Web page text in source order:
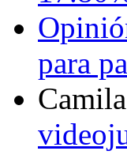
para
Camila